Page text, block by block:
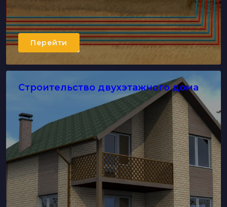
Перейти
Строительство двухэтажного дома